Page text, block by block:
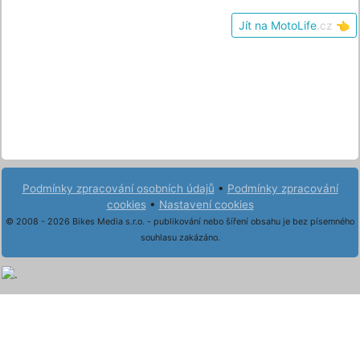
Jít na MotoLife .cz 👈
Podmínky zpracování osobních údajů • Podmínky zpracování
cookies• Nastavení cookies
© 2008 - 2026 Bikes Media s.r.o. - publikování nebo šíření obsahu je bez písemného
souhlasu zakázáno.